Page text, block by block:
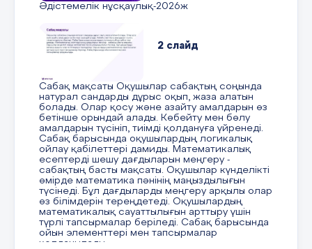
Әдістемелік нұсқаулық-2026ж
2 слайд
Сабақ мақсаты Оқушылар сабақтың соңында
натурал сандарды дұрыс оқып, жаза алатын
болады. Олар қосу және азайту амалдарын өз
бетінше орындай алады. Көбейту мен бөлу
амалдарын түсініп, тиімді қолдануға үйренеді.
Сабақ барысында оқушылардың логикалық
ойлау қабілеттері дамиды. Математикалық
есептерді шешу дағдыларын меңгеру -
сабақтың басты мақсаты. Оқушылар күнделікті
өмірде математика пәнінің маңыздылығын
түсінеді. Бұл дағдыларды меңгеру арқылы олар
өз білімдерін тереңдетеді. Оқушылардың
математикалық сауаттылығын арттыру үшін
түрлі тапсырмалар беріледі. Сабақ барысында
ойын элементтері мен тапсырмалар
қолданылады.